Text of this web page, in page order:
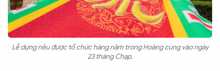
Lễ dựng nêu được tổ chức hàng năm trong Hoàng cung vào ngày
23 tháng Chạp.